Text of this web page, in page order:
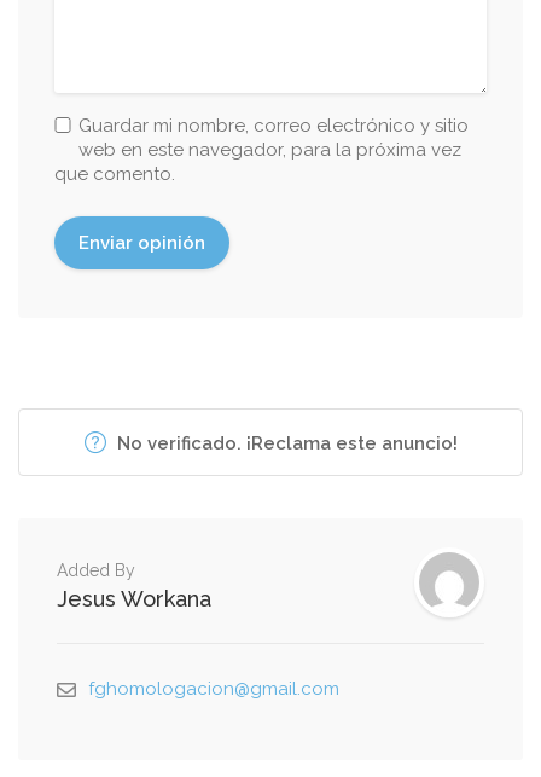
Guardar mi nombre, correo electrónico y sitio
web en este navegador, para la próxima vez
que comento.
No verificado. ¡Reclama este anuncio!
Added By
Jesus Workana
fghomologacion@gmail.com